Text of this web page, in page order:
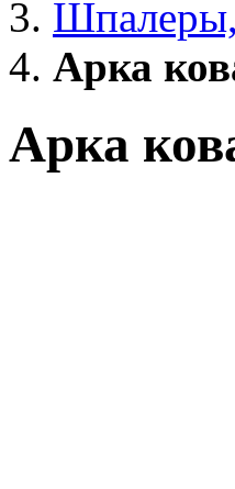
Шпалеры,
Арка
Арка